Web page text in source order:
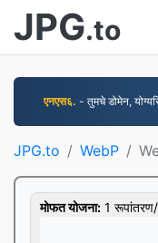
JPG.to
एनएस६. - तुमचे डोमेन,
JPG.to WebP
मोफत योजना: 1